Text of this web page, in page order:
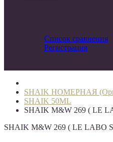
Список сравнения
Регистрация
SHAIK НОМЕРНАЯ
SHAIK 50ML
SHAIK M&W 269 ( LE
SHAIK M&W 269 ( LE LABO